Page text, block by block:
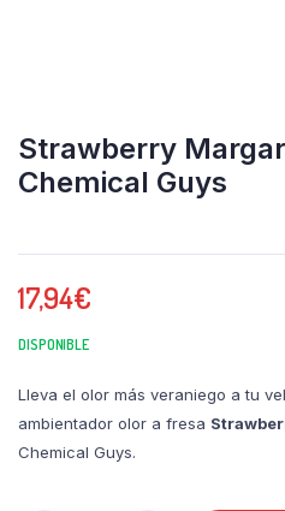
Strawberry
Chemical Guys
17,94€
DISPONIBLE
Lleva el olor más veraniego a tu
ambientador olor a fresa
Chemical Guys.